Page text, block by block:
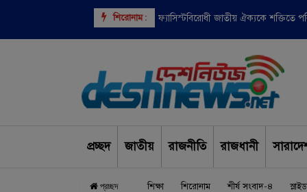
শিরোনাম : ফ্যাসিস্টবিরোধী জাতীয় ঐক্যকে শক্তিতে
বাংলাদেশসহ ৯ দেশের উপর ভিসা
প্রচ্ছদ জাতীয় রাজনীতি রাজধানী
প্রচ্ছদ শিক্ষা শিরোনাম শীর্ষ সংবাদ-৪